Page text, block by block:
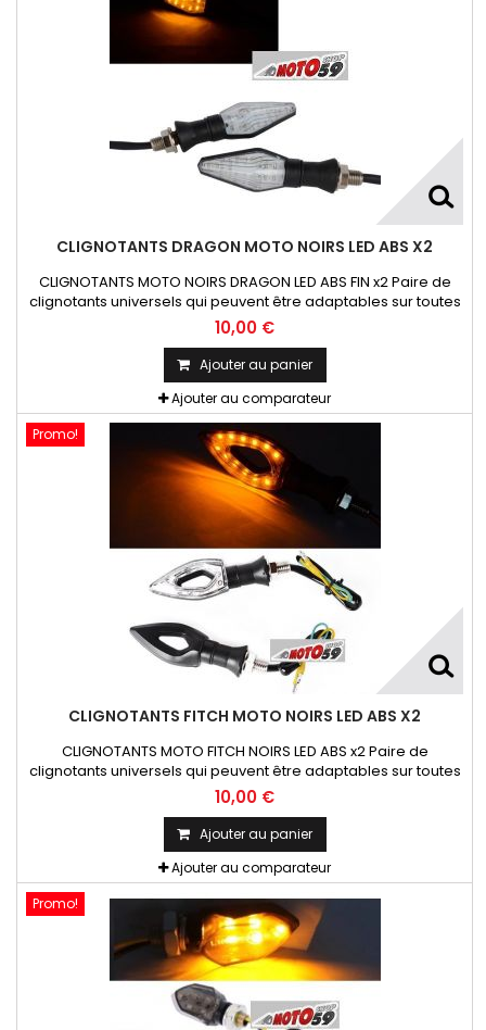
CLIGNOTANTS DRAGON MOTO NOIRS LED ABS X2
CLIGNOTANTS MOTO NOIRS DRAGON LED ABS FIN x2 Paire de
clignotants universels qui peuvent être adaptables sur toutes
motos ou scooters
10,00 €
Ajouter au panier
Ajouter au comparateur
Promo!
CLIGNOTANTS FITCH MOTO NOIRS LED ABS X2
CLIGNOTANTS MOTO FITCH NOIRS LED ABS x2 Paire de
clignotants universels qui peuvent être adaptables sur toutes
motos ou scooters
10,00 €
Ajouter au panier
Ajouter au comparateur
Promo!